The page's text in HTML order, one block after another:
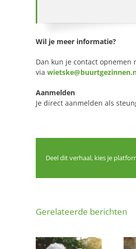
Wil je meer informatie?
Dan kun je contact opnemen
via
Aanmelden
Je direct aanmelden als
Deel dit verhaal, kies je
Gerelateerde berichten